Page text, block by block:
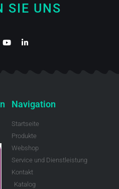
SIE UNS
Navigation
Startseite
Produkte
Webshop
Service und Dienstleistung
Kontakt
Katalog